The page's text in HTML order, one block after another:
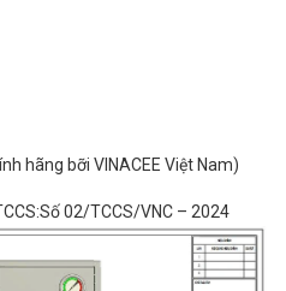
hãng bỡi VINACEE Việt Nam)
02/TCCS/VNC – 2024